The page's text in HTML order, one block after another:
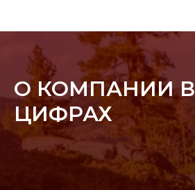
О КОМПАНИИ В
ЦИФРАХ